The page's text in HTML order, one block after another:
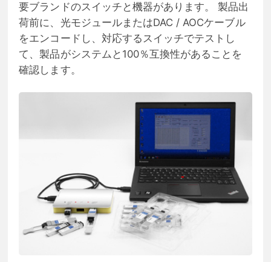
要ブランドのスイッチと機器があります。 製品出
荷前に、光モジュールまたはDAC / AOCケーブル
をエンコードし、対応するスイッチでテストし
て、製品がシステムと100％互換性があることを
確認します。